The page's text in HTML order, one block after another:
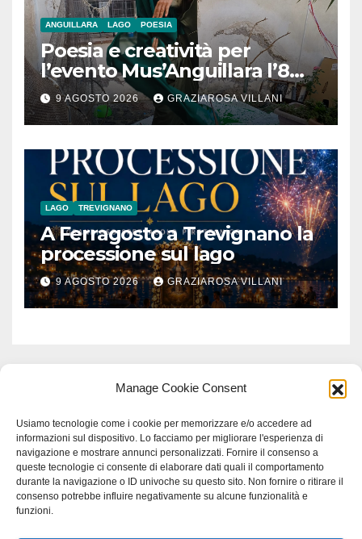
Manage Cookie Consent
Usiamo tecnologie come i cookie per memorizzare e/o accedere ad
informazioni sul dispositivo. Lo facciamo per migliorare l'esperienza di
navigazione e mostrare annunci personalizzati. Fornire il consenso a
queste tecnologie ci consente di elaborare dati quali il comportamento
durante la navigazione o ID univoche su questo sito. Non fornire o ritirare il
consenso potrebbe influire negativamente su alcune funzionalità e
funzioni.
ANGUILLARA LAGO POESIA
Poesia e creatività per
l’evento Mus’Anguillara l’8
agosto 2026 al Museo
Contadino
9 AGOSTO 2026 GRAZIAROSA VILLANI
LAGO TREVIGNANO
A Ferragosto a Trevignano la
processione sul lago
9 AGOSTO 2026 GRAZIAROSA VILLANI